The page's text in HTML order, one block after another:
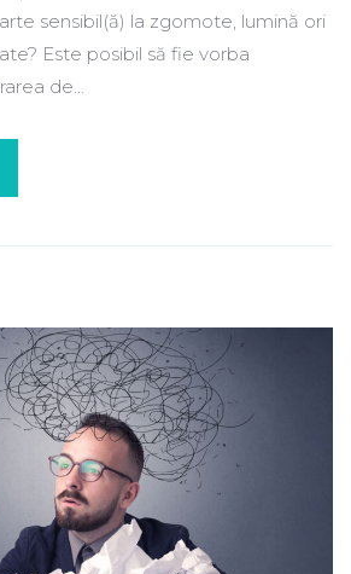
sensibil(ă) la zgomote, lumină ori
Este posibil să fie vorba
de...